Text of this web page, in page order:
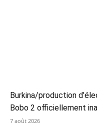
Burkina/production
Bobo 2 officiellement
7 août 2026